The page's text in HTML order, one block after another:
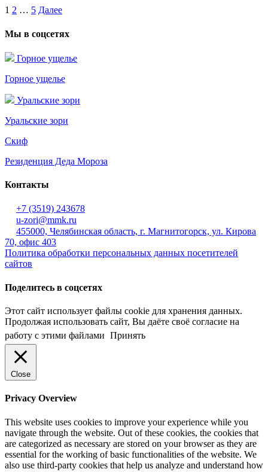
1 2 … 5 Далее
Мы в соцсетях
Горное ущелье
Горное ущелье
Уральские зори
Уральские зори
Скиф
Резиденция Деда Мороза
Контакты
+7 (3519) 243678
u-zori@mmk.ru
455000, Челябинская область, г. Магнитогорск, ул. Кирова
70, офис 403
Политика обработки персональных данных посетителей
сайтов
Поделитесь в соцсетях
Этот сайт использует файлы cookie для хранения данных.
Продолжая использовать сайт, Вы даёте своё согласие на
работу с этими файлами Принять
Close
Privacy Overview
This website uses cookies to improve your experience while you
navigate through the website. Out of these cookies, the cookies that
are categorized as necessary are stored on your browser as they are
essential for the working of basic functionalities of the website. We
also use third-party cookies that help us analyze and understand how